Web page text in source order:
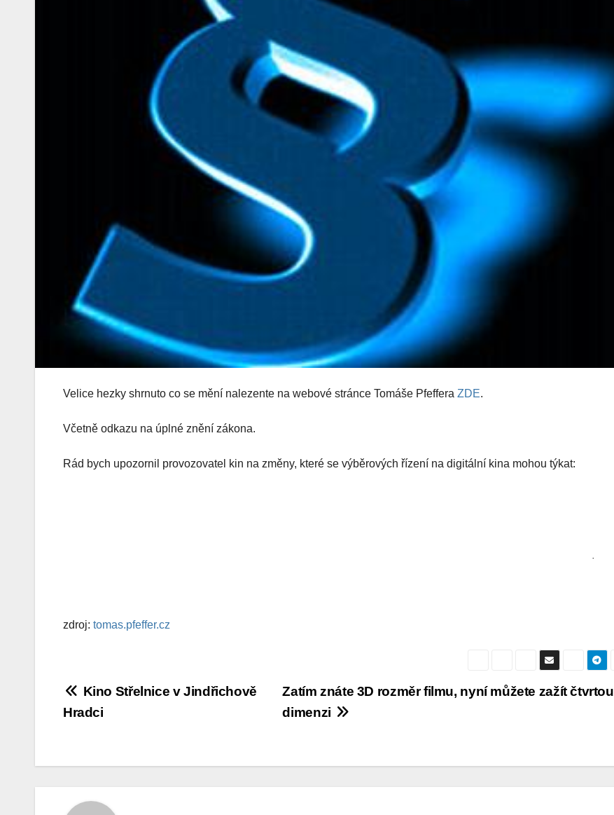
Velice hezky shrnuto co se mění nalezente na webové stránce Tomáše Pfeffera ZDE.
Včetně odkazu na úplné znění zákona.
Rád bych upozornil provozovatel kin na změny, které se výběrových řízení na digitální kina mohou týkat:
zdroj: tomas.pfeffer.cz
Navigace
pro
Zatím znáte 3D rozměr filmu, nyní můžete zažít čtvrtou
dimenzi
Kino Střelnice v Jindřichově
Hradci